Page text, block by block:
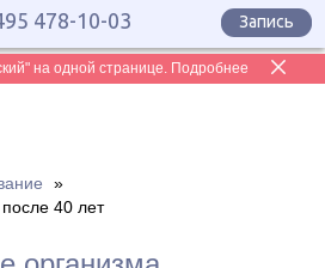
на одной странице. Подробнее
478-10-03 Запись
»
40 лет